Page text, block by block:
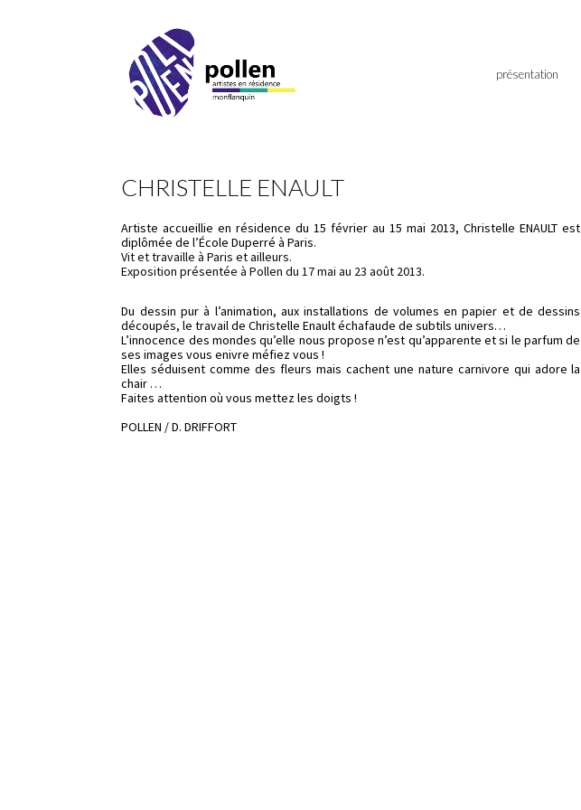
présentation
CHRISTELLE ENAULT
Artiste accueillie en résidence du 15 février au 15 mai 2013, Christelle ENAULT est
diplômée de l’École Duperré à Paris.
Vit et travaille à Paris et ailleurs.
Exposition présentée à Pollen du 17 mai au 23 août 2013.
Du dessin pur à l’animation, aux installations de volumes en papier et de dessins
découpés, le travail de Christelle Enault échafaude de subtils univers…
L’innocence des mondes qu’elle nous propose n’est qu’apparente et si le parfum de
ses images vous enivre méfiez vous !
Elles séduisent comme des fleurs mais cachent une nature carnivore qui adore la
chair …
Faites attention où vous mettez les doigts !
POLLEN / D. DRIFFORT